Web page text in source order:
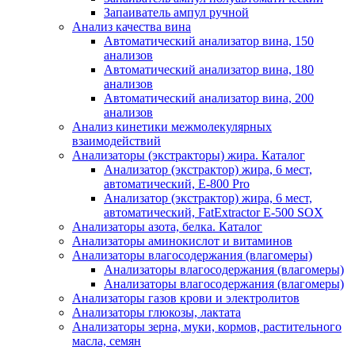
Запаиватель ампул ручной
Анализ качества вина
Автоматический анализатор вина, 150
анализов
Автоматический анализатор вина, 180
анализов
Автоматический анализатор вина, 200
анализов
Анализ кинетики межмолекулярных
взаимодействий
Анализаторы (экстракторы) жира. Каталог
Анализатор (экстрактор) жира, 6 мест,
автоматический, E-800 Pro
Анализатор (экстрактор) жира, 6 мест,
автоматический, FatExtractor E-500 SOX
Анализаторы азота, белка. Каталог
Анализаторы аминокислот и витаминов
Анализаторы влагосодержания (влагомеры)
Анализаторы влагосодержания (влагомеры)
Анализаторы влагосодержания (влагомеры)
Анализаторы газов крови и электролитов
Анализаторы глюкозы, лактата
Анализаторы зерна, муки, кормов, растительного
масла, семян